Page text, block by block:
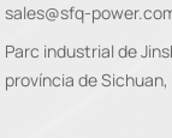
sales@sfq-
Parc industrial de
província de Sichuan,